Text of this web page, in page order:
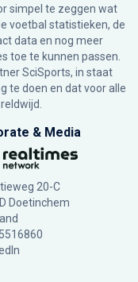
simpel te zeggen wat
voetbal statistieken, de
data en nog meer
toe te kunnen passen.
SciSports, in staat
te doen en dat voor alle
& Media
20-C
Doetinchem